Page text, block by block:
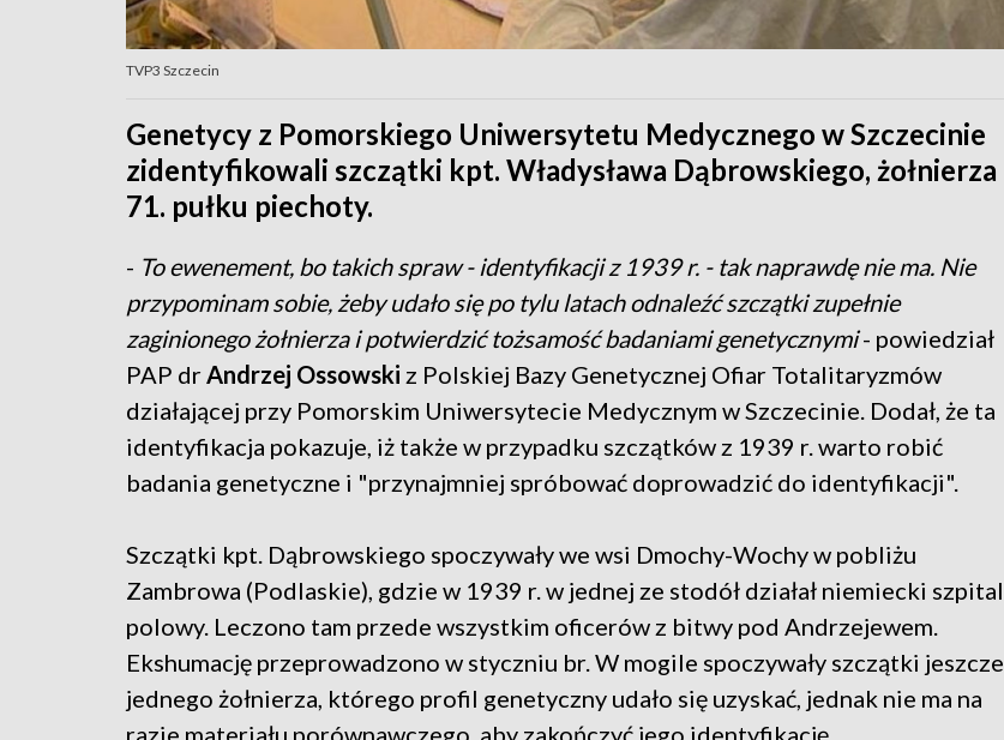
TVP3 Szczecin
Genetycy z Pomorskiego Uniwersytetu Medycznego w Szczecinie
zidentyfikowali szczątki kpt. Władysława Dąbrowskiego, żołnierza
71. pułku piechoty.
- To ewenement, bo takich spraw - identyfikacji z 1939 r. - tak naprawdę nie ma. Nie
przypominam sobie, żeby udało się po tylu latach odnaleźć szczątki zupełnie
zaginionego żołnierza i potwierdzić tożsamość badaniami genetycznymi- powiedział
PAP drAndrzej Ossowski z Polskiej Bazy Genetycznej Ofiar Totalitaryzmów
działającej przy Pomorskim Uniwersytecie Medycznym w Szczecinie. Dodał, że ta
identyfikacja pokazuje, iż także w przypadku szczątków z 1939 r. warto robić
badania genetyczne i "przynajmniej spróbować doprowadzić do identyfikacji".
Szczątki kpt. Dąbrowskiego spoczywały we wsi Dmochy-Wochy w pobliżu
Zambrowa (Podlaskie), gdzie w 1939 r. w jednej ze stodół działał niemiecki szpital
polowy. Leczono tam przede wszystkim oficerów z bitwy pod Andrzejewem.
Ekshumację przeprowadzono w styczniu br. W mogile spoczywały szczątki jeszcze
jednego żołnierza, którego profil genetyczny udało się uzyskać, jednak nie ma na